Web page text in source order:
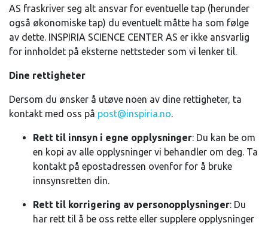
AS fraskriver seg alt ansvar for eventuelle tap (herunder
også økonomiske tap) du eventuelt måtte ha som følge
av dette. INSPIRIA SCIENCE CENTER AS er ikke ansvarlig
for innholdet på eksterne nettsteder som vi lenker til.
Dine rettigheter
Dersom du ønsker å utøve noen av dine rettigheter, ta
kontakt med oss på post@inspiria.no.
Rett til innsyn i egne opplysninger: Du kan be om
en kopi av alle opplysninger vi behandler om deg. Ta
kontakt på epostadressen ovenfor for å bruke
innsynsretten din.
Rett til korrigering av personopplysninger: Du
har rett til å be oss rette eller supplere opplysninger